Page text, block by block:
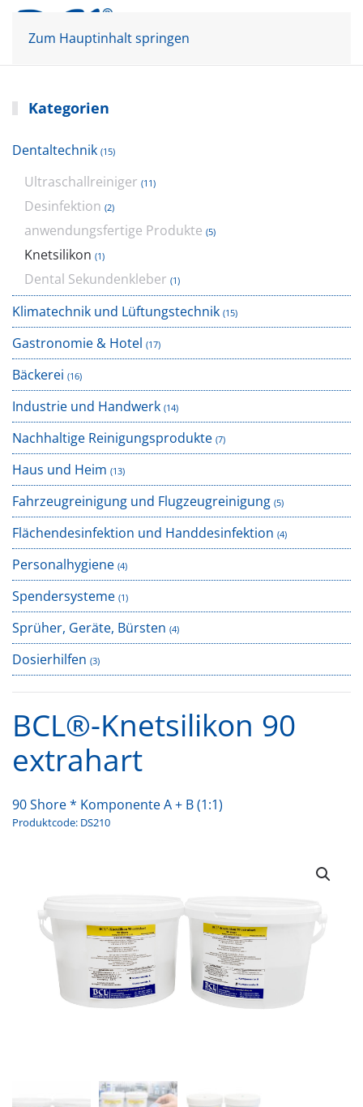
Zum Hauptinhalt springen
Kategorien
Dentaltechnik (15)
Ultraschallreiniger (11)
Desinfektion (2)
anwendungsfertige Produkte (5)
Knetsilikon (1)
Dental Sekundenkleber (1)
Klimatechnik und Lüftungstechnik (15)
Gastronomie & Hotel (17)
Bäckerei (16)
Industrie und Handwerk (14)
Nachhaltige Reinigungsprodukte (7)
Haus und Heim (13)
Fahrzeugreinigung und Flugzeugreinigung (5)
Flächendesinfektion und Handdesinfektion (4)
Personalhygiene (4)
Spendersysteme (1)
Sprüher, Geräte, Bürsten (4)
Dosierhilfen (3)
BCL®-Knetsilikon 90
extrahart
90 Shore * Komponente A + B (1:1)
Produktcode: DS210